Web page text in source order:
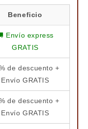
Beneficio
Envío express
GRATIS
de descuento +
Envío GRATIS
de descuento +
Envío GRATIS